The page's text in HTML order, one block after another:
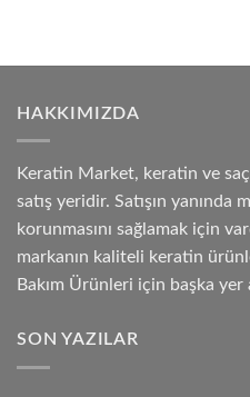
HAKKIMIZDA
Keratin Market, keratin ve
satış yeridir. Satışın
korunmasını sağlamak için
markanın kaliteli keratin
Bakım Ürünleri için başka yer
SON YAZILAR